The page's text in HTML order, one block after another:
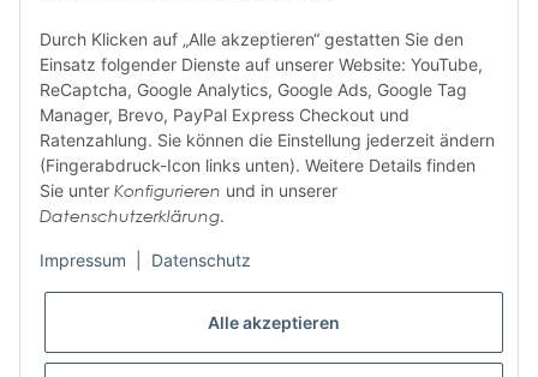
ABONNIEREN SIE UNSEREN
NEWSLETTER
jederzeit widerruflich Informationen zu Ihrem Produktsortiment per E-Mail zu.
Durch Klicken auf „Alle akzeptieren“ gestatten Sie den
Einsatz folgender Dienste auf unserer Website: YouTube,
ReCaptcha, Google Analytics, Google Ads, Google Tag
Manager, Brevo, PayPal Express Checkout und
Ratenzahlung. Sie können die Einstellung jederzeit ändern
(Fingerabdruck-Icon links unten). Weitere Details finden
Sie unter Konfigurieren und in unserer
Datenschutzerklärung.
Impressum Datenschutz
Alle akzeptieren